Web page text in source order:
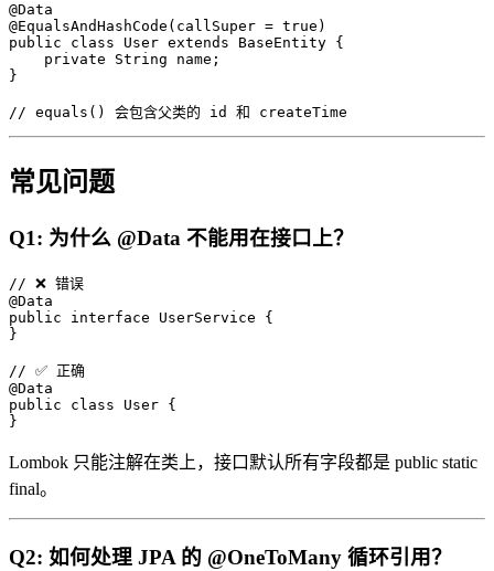
@Data
@EqualsAndHashCode(callSuper = true)
public class User extends BaseEntity {
private String name;
}
// equals() 会包含父类的 id 和 createTime
常见问题
Q1: 为什么 @Data 不能用在接口上？
// ❌ 错误
@Data
public interface UserService {
}
// ✅ 正确
@Data
public class User {
}
Lombok 只能注解在类上，接口默认所有字段都是 public static
final。
Q2: 如何处理 JPA 的 @OneToMany 循环引用？